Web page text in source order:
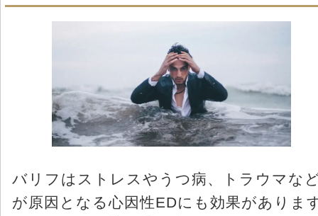
バリフはストレスやうつ病、トラウマな
が原因となる心因性EDにも効果がありま